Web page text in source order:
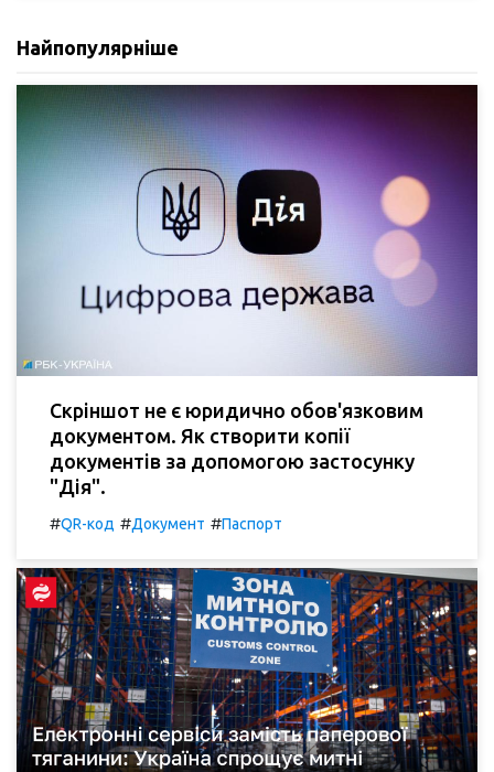
Найпопулярніше
Скріншот не є юридично обов'язковим
документом. Як створити копії
документів за допомогою застосунку
"Дія".
#QR-код #Документ #Паспорт